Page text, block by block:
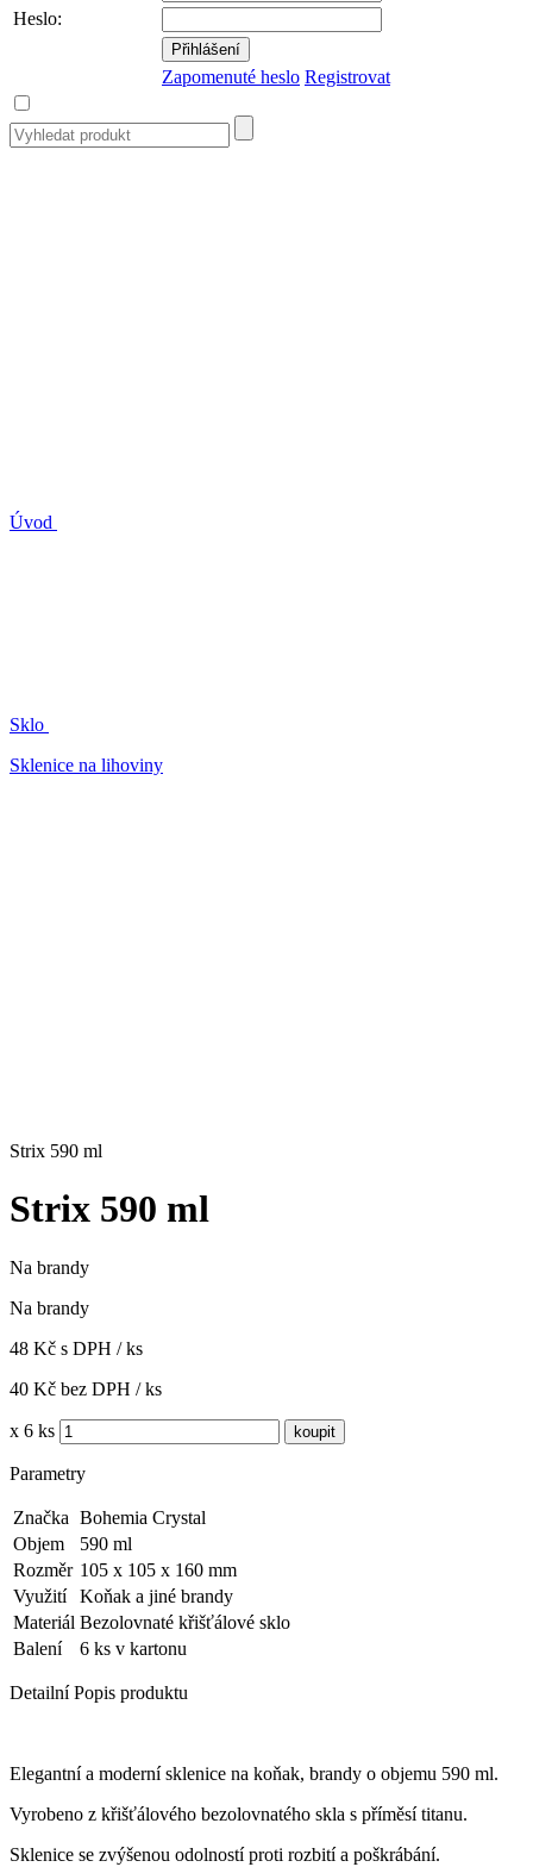
Heslo:
Zapomenuté heslo Registrovat
Úvod
Sklo
Sklenice na lihoviny
Strix 590 ml
Strix 590 ml
Na brandy
Na brandy
48 Kč s DPH / ks
40 Kč bez DPH / ks
x 6 ks
Parametry
Značka Bohemia Crystal
Objem
590 ml
Rozměr 105 x 105 x 160 mm
Využití
Koňak a jiné brandy
Materiál Bezolovnaté křišťálové sklo
Balení
6 ks v kartonu
Detailní Popis produktu
Elegantní a moderní sklenice na koňak, brandy o objemu 590 ml.
Vyrobeno z křišťálového bezolovnatého skla s příměsí titanu.
Sklenice se zvýšenou odolností proti rozbití a poškrábání.